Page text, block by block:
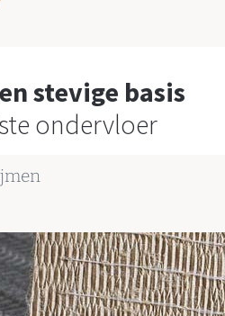
stevige basis
ondervloer